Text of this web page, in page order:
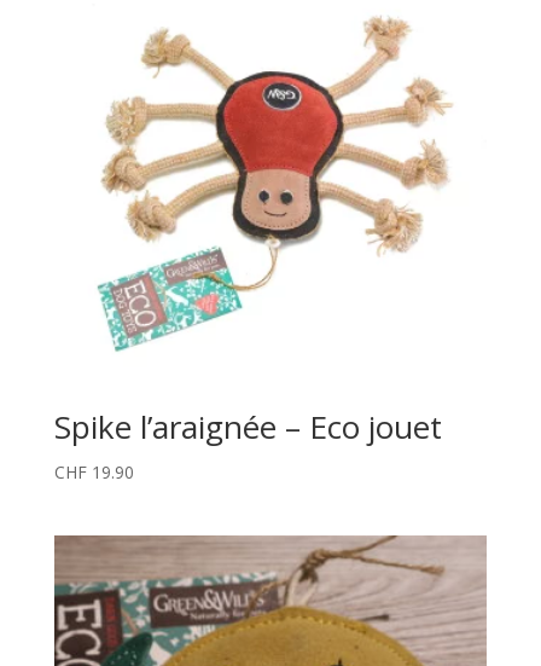
Spike l’araignée – Eco jouet
CHF19.90